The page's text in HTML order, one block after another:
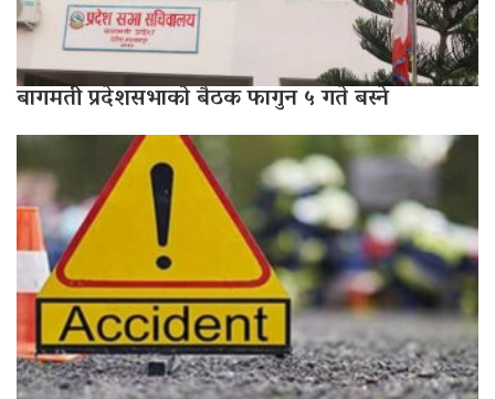
बागमती प्रदेशसभाको बैठक फागुन ५ गते बस्ने